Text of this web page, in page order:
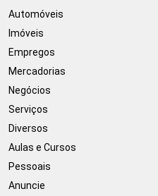
Automóveis
Imóveis
Empregos
Mercadorias
Negócios
Serviços
Diversos
Aulas e Cursos
Pessoais
Anuncie